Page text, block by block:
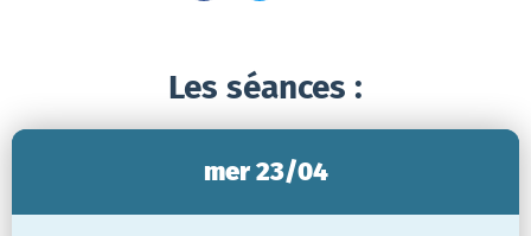
Les séances :
mer 23/04